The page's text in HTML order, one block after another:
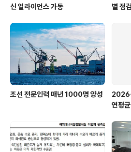
신 얼라이언스 가동
별 점
조선 전문인력 매년 1000명 양성
연평